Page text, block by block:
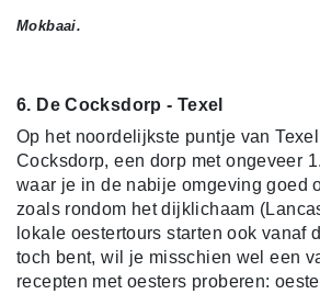
Mokbaai.
6. De Cocksdorp - Texel
Op het noordelijkste puntje van
Cocksdorp, een dorp met ongeveer
waar je in de nabije omgeving goed
zoals rondom het dijklichaam
lokale oestertours starten ook vanaf
toch bent, wil je misschien wel een
recepten met oesters proberen: